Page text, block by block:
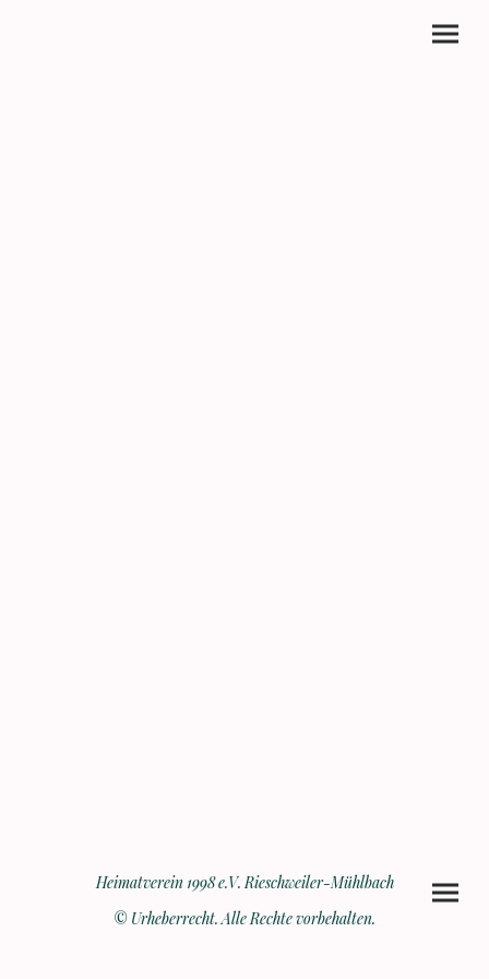
Heimatverein 1998 e.V. Rieschweiler-Mühlbach
© Urheberrecht. Alle Rechte vorbehalten.